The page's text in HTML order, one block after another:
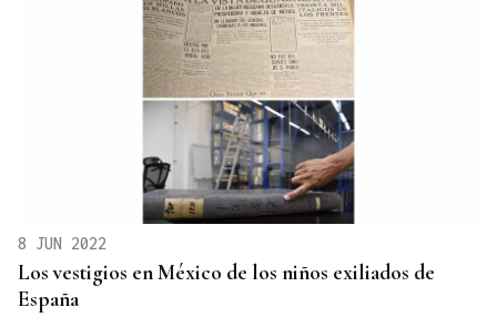
8 JUN 2022
Los vestigios en México de los niños exiliados de
España